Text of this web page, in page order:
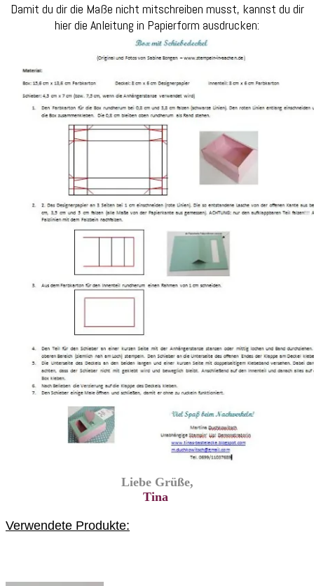
Damit du dir die Maße nicht mitschreiben musst, kannst du dir
hier die Anleitung in Papierform ausdrucken:
Liebe Grüße,
Tina
Verwendete Produkte: